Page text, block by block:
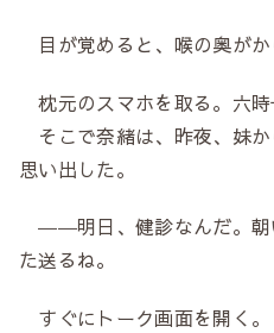
目が覚めると、喉の奥がか
枕元のスマホを取る。六時
そこで奈緒は、昨夜、妹
思い出した。
――明日、健診なんだ。朝
た送るね。
すぐにトーク画面を開く。